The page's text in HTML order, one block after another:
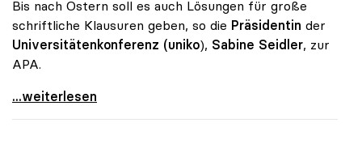
Bis nach Ostern soll es auch Lösungen für große
schriftliche Klausuren geben, so die Präsidentin der
Universitätenkonferenz (uniko), Sabine Seidler, zur
APA.
Universitäten setzen weiter auf Distance Learning
...weiterlesen